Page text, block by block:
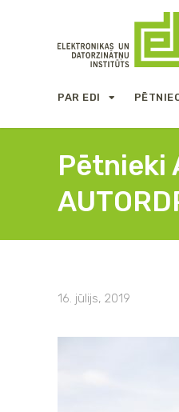
PAR EDI
Pētnieki
16. jūlijs, 2019